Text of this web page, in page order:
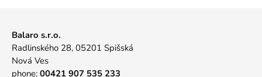
Balaro s.r.o.
Radlinského 28, 05201 Spišská
Nová Ves
phone: 00421 907 535 233